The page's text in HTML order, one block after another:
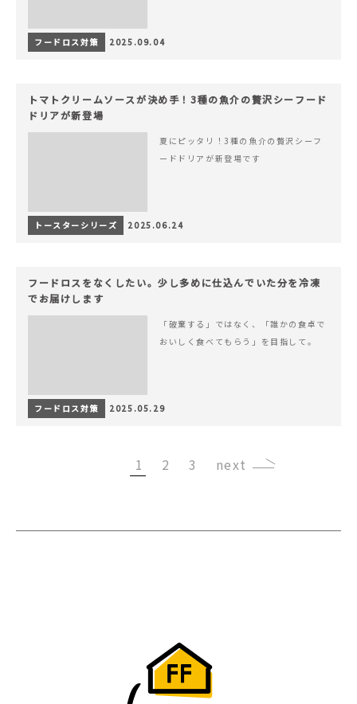
フードロス対策 2025.09.04
トマトクリームソースが決め手！3種の魚介の贅沢シーフード
ドリアが新登場
夏にピッタリ！3種の魚介の贅沢シーフ
ードドリアが新登場です
トースターシリーズ 2025.06.24
フードロスをなくしたい。少し多めに仕込んでいた分を冷凍
でお届けします
「破棄する」ではなく、「誰かの食卓で
おいしく食べてもらう」を目指して。
フードロス対策 2025.05.29
1 2 3 ›